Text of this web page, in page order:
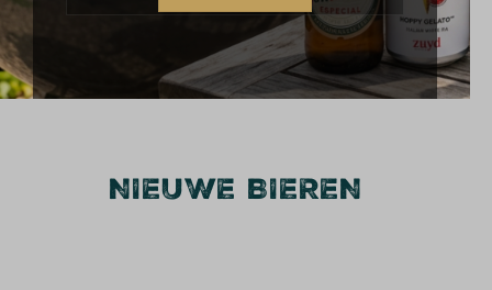
NIEUWE BIEREN